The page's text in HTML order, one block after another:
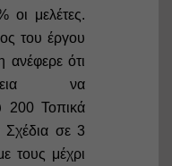
οι μελέτες.
του έργου
ανέφερε ότι
να
200 Τοπικά
Σχέδια σε 3
τους μέχρι